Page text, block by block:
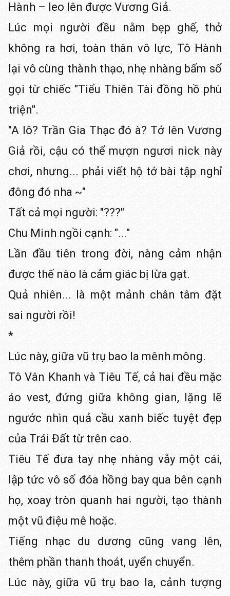
Hành – leo lên được Vương Giả.
Lúc mọi người đều nằm bẹp ghế, thở
không ra hơi, toàn thân vô lực, Tô Hành
lại vô cùng thành thạo, nhẹ nhàng bấm số
gọi từ chiếc "Tiểu Thiên Tài đồng hồ phù
triện".
"A lô? Trần Gia Thạc đó à? Tớ lên Vương
Giả rồi, cậu có thể mượn ngươi nick này
chơi, nhưng... phải viết hộ tớ bài tập nghỉ
đông đó nha ~"
Tất cả mọi người: "???"
Chu Minh ngồi cạnh: "..."
Lần đầu tiên trong đời, nàng cảm nhận
được thế nào là cảm giác bị lừa gạt.
Quả nhiên... là một mảnh chân tâm đặt
sai người rồi!
*
Lúc này, giữa vũ trụ bao la mênh mông.
Tô Vân Khanh và Tiêu Tế, cả hai đều mặc
áo vest, đứng giữa không gian, lặng lẽ
ngước nhìn quả cầu xanh biếc tuyệt đẹp
của Trái Đất từ trên cao.
Tiêu Tế đưa tay nhẹ nhàng vẫy một cái,
lập tức vô số đóa hồng bay qua bên cạnh
họ, xoay tròn quanh hai người, tạo thành
một vũ điệu mê hoặc.
Tiếng nhạc du dương cũng vang lên,
thêm phần thanh thoát, uyển chuyển.
Lúc này, giữa vũ trụ bao la, cảnh tượng